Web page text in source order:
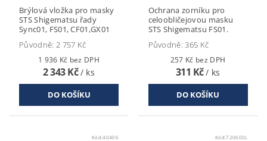
Brýlová vložka pro masky
STS Shigematsu řady
Sync01, FS01, CF01,GX01
Původně: 2 757 Kč
1 936 Kč bez DPH
2 343 Kč/ ks
Ochrana zorníku pro
celoobličejovou masku
STS Shigematsu FS01.
Původně:365 Kč
257 Kč bez DPH
311 Kč/ ks
Kód:40406 Kód:720600L